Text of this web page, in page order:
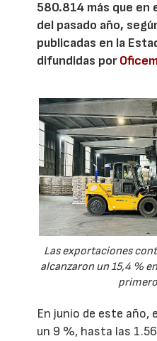
580.814 más que en
del pasado año,
publicadas en la
difundidas por
Las exportaciones
alcanzaron un 15,4 %
En junio de este año,
un 9 %, hasta las